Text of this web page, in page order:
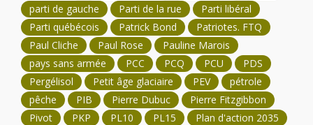
parti de gauche
Parti de la rue
Parti libéral
Parti québécois
Patrick Bond
Patriotes. FTQ
Paul Cliche
Paul Rose
Pauline Marois
pays sans armée
PCC PCQ PCU
PDS
Pergélisol
Petit âge glaciaire PEV
pétrole
pêche
PIB Pierre Dubuc
Pierre Fitzgibbon
Pivot
PKP PL10 PL15
Plan d'action 2035